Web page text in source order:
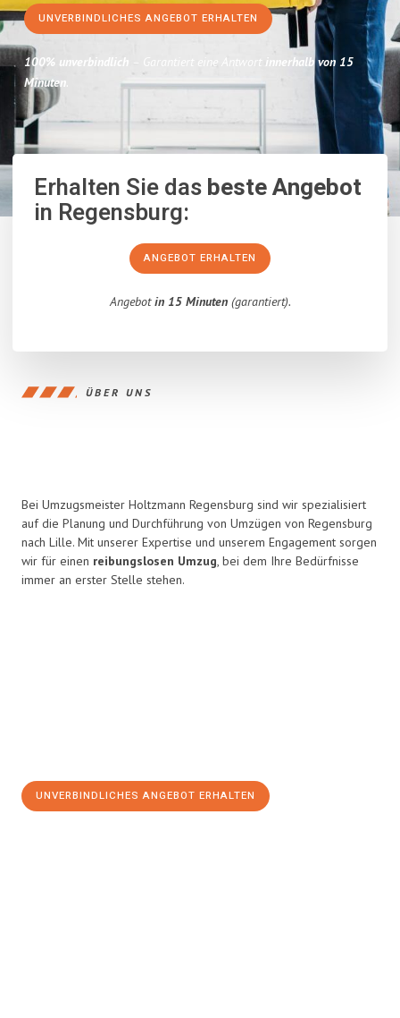
UNVERBINDLICHES ANGEBOT ERHALTEN
100% unverbindlich – Garantiert eine Antwort innerhalb von 15
Minuten.
Erhalten Sie dasbeste Angebot
in Regensburg:
ANGEBOT ERHALTEN
Angebotin 15 Minuten(garantiert).
ÜBER UNS
Bei Umzugsmeister Holtzmann Regensburg sind wir spezialisiert
auf die Planung und Durchführung von Umzügen von Regensburg
nach Lille. Mit unserer Expertise und unserem Engagement sorgen
wir für einen reibungslosen Umzug, bei dem Ihre Bedürfnisse
immer an erster Stelle stehen.
UNVERBINDLICHES ANGEBOT ERHALTEN